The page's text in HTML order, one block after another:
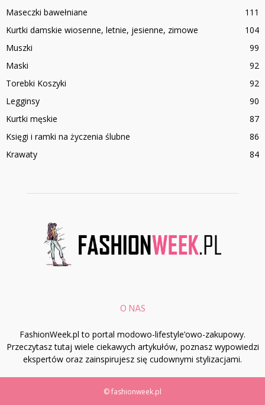
Maseczki bawełniane
111
Kurtki damskie wiosenne, letnie, jesienne, zimowe
104
Muszki
99
Maski
92
Torebki Koszyki
92
Legginsy
90
Kurtki męskie
87
Księgi i ramki na życzenia ślubne
86
Krawaty
84
O NAS
FashionWeek.pl to portal modowo-lifestyle’owo-zakupowy.
Przeczytasz tutaj wiele ciekawych artykułów, poznasz wypowiedzi
ekspertów oraz zainspirujesz się cudownymi stylizacjami.
© fashionweek.pl